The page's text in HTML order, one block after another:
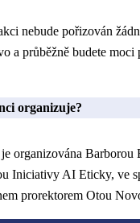
nebude pořizován
a průběžně budete moci
organizuje?
organizována Barborou
Iniciativy AI Eticky, ve
prorektorem Otou